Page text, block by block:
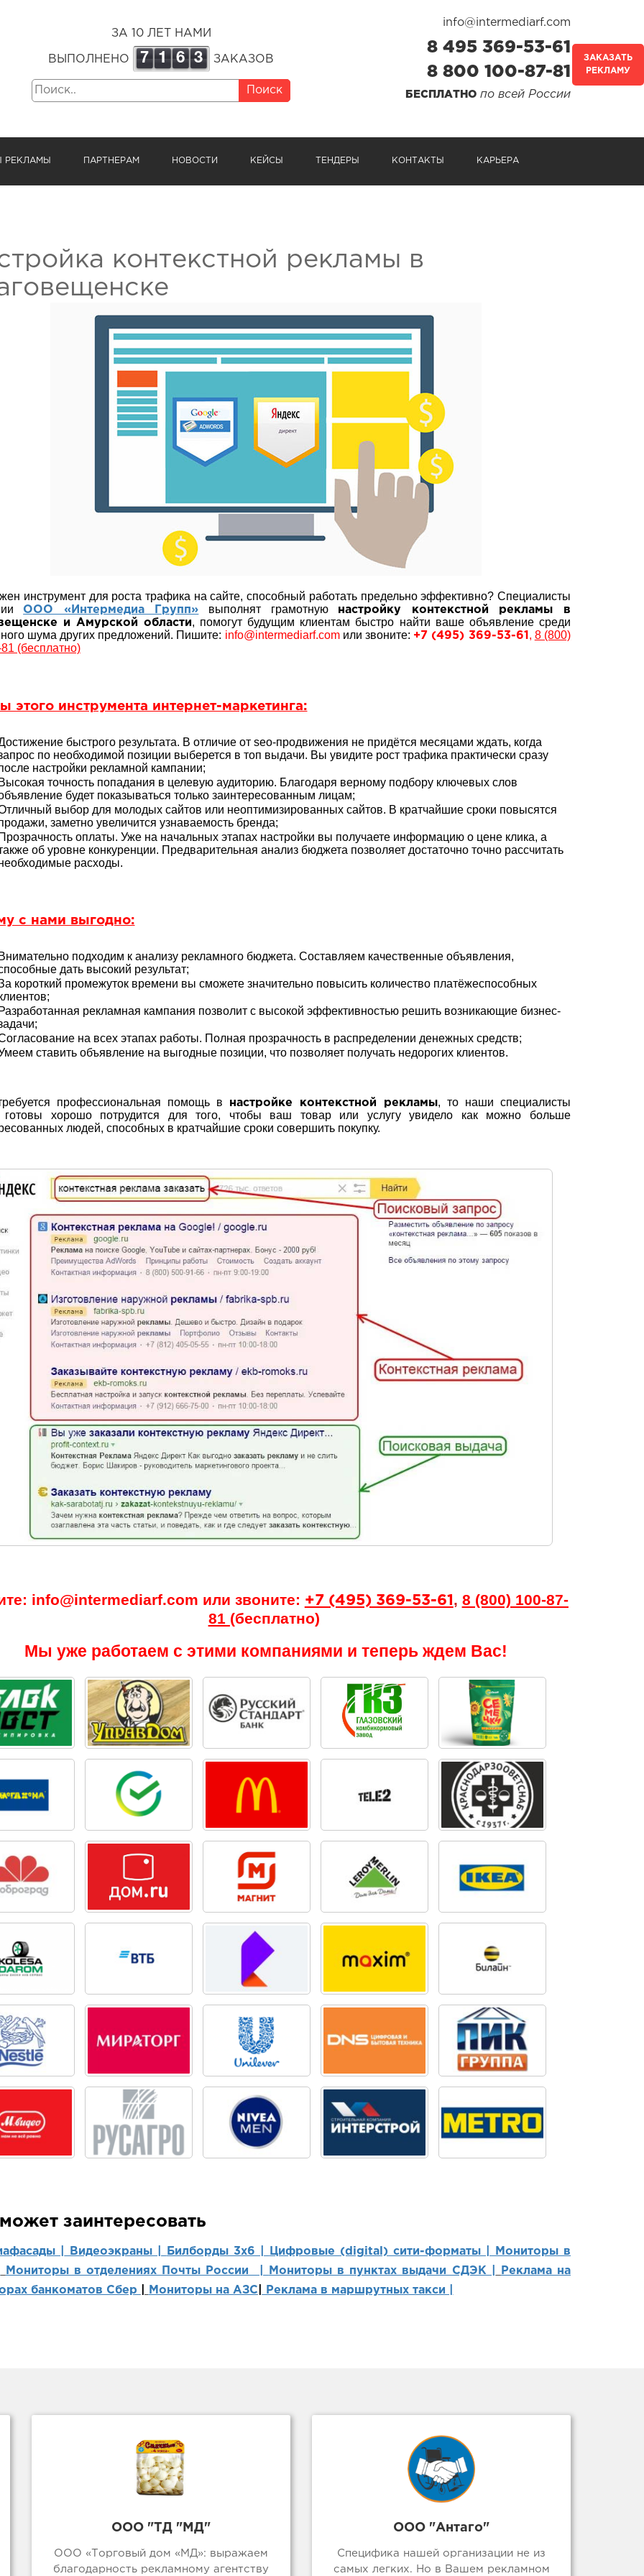
ЗА 10 ЛЕТ НАМИ
ВЫПОЛНЕНО 7 1 6 3 ЗАКАЗОВ
Поиск
info@intermediarf.com
8 495 369-53-61
8 800 100-87-81
БЕСПЛАТНО по всей России
РЕКЛАМЫ ПАРТНЕРАМ НОВОСТИ КЕЙСЫ ТЕНДЕРЫ КОНТАКТЫ КАРЬЕРА
ЗАКАЗАТЬ
РЕКЛАМУ
контекстной рекламы в
инструмент для роста трафика на сайте, способный работать предельно эффективно? Специалисты
ООО «Интермедиа Групп» выполнят грамотную
настройку контекстной рекламы в
и Амурской области, помогут будущим клиентам быстро найти ваше объявление среди
шума других предложений. Пишите: info@intermediarf.comили звоните: +7 (495) 369-53-61 , 8 (800)
(бесплатно)
этого инструмента интернет-маркетинга:
быстрого результата. В отличие от seo-продвижения не придётся месяцами ждать, когда
по необходимой позиции выберется в топ выдачи. Вы увидите рост трафика практически сразу
настройки рекламной кампании;
точность попадания в целевую аудиторию. Благодаря верному подбору ключевых слов
будет показываться только заинтересованным лицам;
выбор для молодых сайтов или неоптимизированных сайтов. В кратчайшие сроки повысятся
заметно увеличится узнаваемость бренда;
оплаты. Уже на начальных этапах настройки вы получаете информацию о цене клика, а
об уровне конкуренции. Предварительная анализ бюджета позволяет достаточно точно рассчитать
расходы.
с нами выгодно:
подходим к анализу рекламного бюджета. Составляем качественные объявления,
дать высокий результат;
короткий промежуток времени вы сможете значительно повысить количество платёжеспособных
рекламная кампания позволит с высокой эффективностью решить возникающие бизнес-
на всех этапах работы. Полная прозрачность в распределении денежных средств;
ставить объявление на выгодные позиции, что позволяет получать недорогих клиентов.
профессиональная помощь в настройке контекстной рекламы, то наши специалисты
готовы хорошо потрудится для того, чтобы ваш товар или услугу увидело как можно больше
людей, способных в кратчайшие сроки совершить покупку.
info@intermediarf.com или звоните: +7 (495) 369-53-61 , 8 (800) 100-87-
81 (бесплатно)
Мы уже работаем с этими компаниями и теперь ждем Вас!
заинтересовать
| Видеоэкраны | Билборды 3х6 | Цифровые (digital) сити-форматы |
Мониторы в
Мониторы в отделениях Почты России | Мониторы в пунктах выдачи СДЭК |
Реклама на
банкоматов Сбер
Мониторы на АЗС Реклама в маршрутных такси |
ООО "ТД "МД"
ООО «Торговый дом «МД»: выражаем
благодарность рекламному агентству
ООО "Антаго"
Специфика нашей организации не из
самых легких. Но в Вашем рекламном